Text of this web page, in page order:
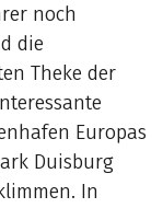
noch
die
Theke der
Europas
Duisburg
In